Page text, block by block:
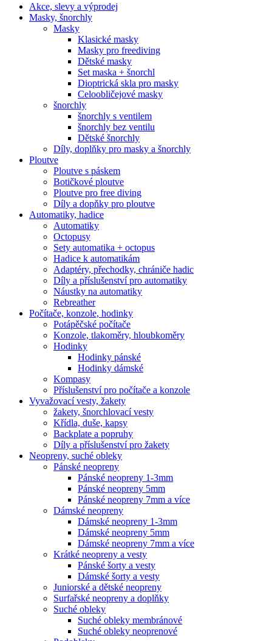
Akce, slevy a výprodej
Masky, šnorchly
Masky
Klasické masky
Masky pro freediving
Dětské masky
Set maska + šnorchl
Dioptrická skla pro masky
Celoobličejové masky
šnorchly
šnorchly s ventilem
šnorchly bez ventilu
Dětské šnorchly
Díly, doplňky pro masky a šnorchly
Ploutve
Ploutve s páskem
Botičkové ploutve
Ploutve pro free diving
Díly a dopňky pro ploutve
Automatiky, hadice
Automatiky
Octopusy
Sety automatika + octopus
Hadice k automatikám
Adaptéry, přechodky, chrániče hadic
Díly a příslušenství pro automatiky
Náustky na automatiky
Rebreather
Počítače, konzole, hodinky
Potápěčské počítače
Konzole, tlakoměry, hloubkoměry
Hodinky
Hodinky pánské
Hodinky dámské
Kompasy
Příslušenství pro počítače a konzole
Vyvažovací vesty, žakety
žakety, šnorchlovací vesty
Křídla, duše, kapsy
Backplate a popruhy
Díly a příslušenství pro žakety
Neopreny, suché obleky
Pánské neopreny
Pánské neopreny 1-3mm
Pánské neopreny 5mm
Pánské neopreny 7mm a více
Dámské neopreny
Dámské neopreny 1-3mm
Dámské neopreny 5mm
Dámské neopreny 7mm a více
Krátké neopreny a vesty
Pánské šorty a vesty
Dámské šorty a vesty
Juniorské a dětské neopreny
Surfařské neopreny a doplňky
Suché obleky
Suché obleky membránové
Suché obleky neoprenové